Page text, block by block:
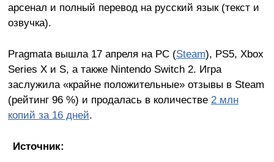
арсенал и полный перевод на русский язык (текст и
озвучка).
Pragmata вышла 17 апреля на PC (Steam), PS5, Xbox
Series X и S, а также Nintendo Switch 2. Игра
заслужила «крайне положительные» отзывы в Steam
(рейтинг 96 %) и продалась в количестве 2 млн
копий за 16 дней.
Источник: